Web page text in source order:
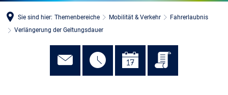
Sie sind hier: Themenbereiche Mobilität & Verkehr
Fahrerlaubnis
Verlängerung der Geltungsdauer